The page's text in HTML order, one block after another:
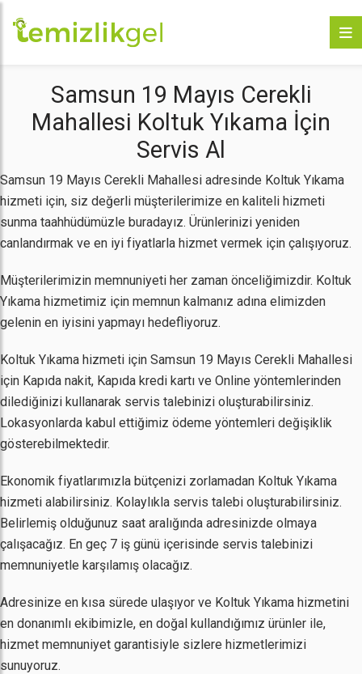
Samsun 19 Mayıs Cerekli
Mahallesi Koltuk Yıkama İçin
Servis Al
Samsun 19 Mayıs Cerekli Mahallesi adresinde Koltuk Yıkama
hizmeti için, siz değerli müşterilerimize en kaliteli hizmeti
sunma taahhüdümüzle buradayız. Ürünlerinizi yeniden
canlandırmak ve en iyi fiyatlarla hizmet vermek için çalışıyoruz.
Müşterilerimizin memnuniyeti her zaman önceliğimizdir. Koltuk
Yıkama hizmetimiz için memnun kalmanız adına elimizden
gelenin en iyisini yapmayı hedefliyoruz.
Koltuk Yıkama hizmeti için Samsun 19 Mayıs Cerekli Mahallesi
için Kapıda nakit, Kapıda kredi kartı ve Online yöntemlerinden
dilediğinizi kullanarak servis talebinizi oluşturabilirsiniz.
Lokasyonlarda kabul ettiğimiz ödeme yöntemleri değişiklik
gösterebilmektedir.
Ekonomik fiyatlarımızla bütçenizi zorlamadan Koltuk Yıkama
hizmeti alabilirsiniz. Kolaylıkla servis talebi oluşturabilirsiniz.
Belirlemiş olduğunuz saat aralığında adresinizde olmaya
çalışacağız. En geç 7 iş günü içerisinde servis talebinizi
memnuniyetle karşılamış olacağız.
Adresinize en kısa sürede ulaşıyor ve Koltuk Yıkama hizmetini
en donanımlı ekibimizle, en doğal kullandığımız ürünler ile,
hizmet memnuniyet garantisiyle sizlere hizmetlerimizi
sunuyoruz.